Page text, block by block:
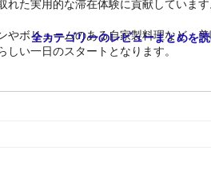
た実用的な滞在体験に貢献しています
ボリュームのある自家製料理など、
い一日のスタートとなります。
ていると評価されていますが、ダブ
の雰囲気と機能性は好意的な評価を受
サービスについて、多くのお客様が
フロントでの一貫した肯定的な対応
全カテゴリーのレビューまとめを